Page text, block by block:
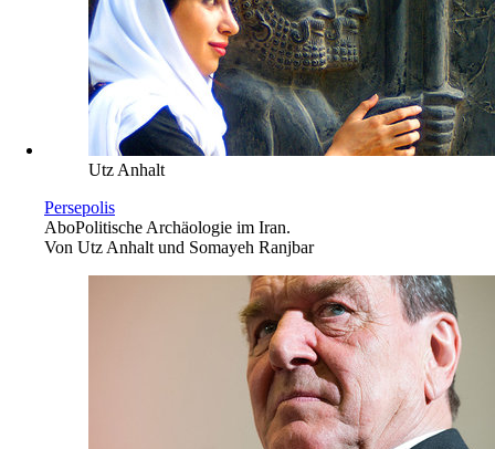
Utz Anhalt
Persepolis
AboPolitische Archäologie im Iran.
Von Utz Anhalt und Somayeh Ranjbar